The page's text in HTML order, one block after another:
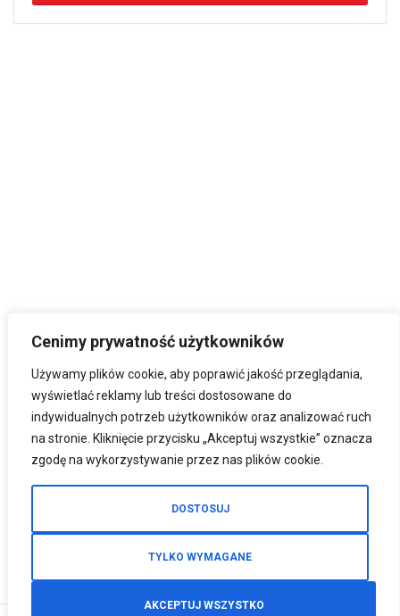
Cenimy prywatność użytkowników
Używamy plików cookie, aby poprawić jakość przeglądania,
wyświetlać reklamy lub treści dostosowane do
indywidualnych potrzeb użytkowników oraz analizować ruch
na stronie. Kliknięcie przycisku „Akceptuj wszystkie” oznacza
zgodę na wykorzystywanie przez nas plików cookie.
DOSTOSUJ
TYLKO WYMAGANE
AKCEPTUJ WSZYSTKO